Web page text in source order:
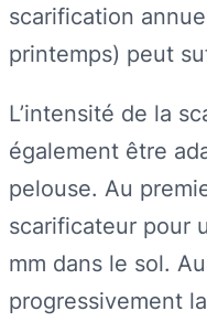
scarification
printemps) peut
L’intensité de la
également être
pelouse. Au
scarificateur pour
mm dans le sol.
progressivement